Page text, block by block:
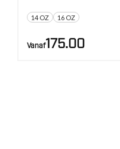
14 OZ 16 OZ
Vanaf175.00